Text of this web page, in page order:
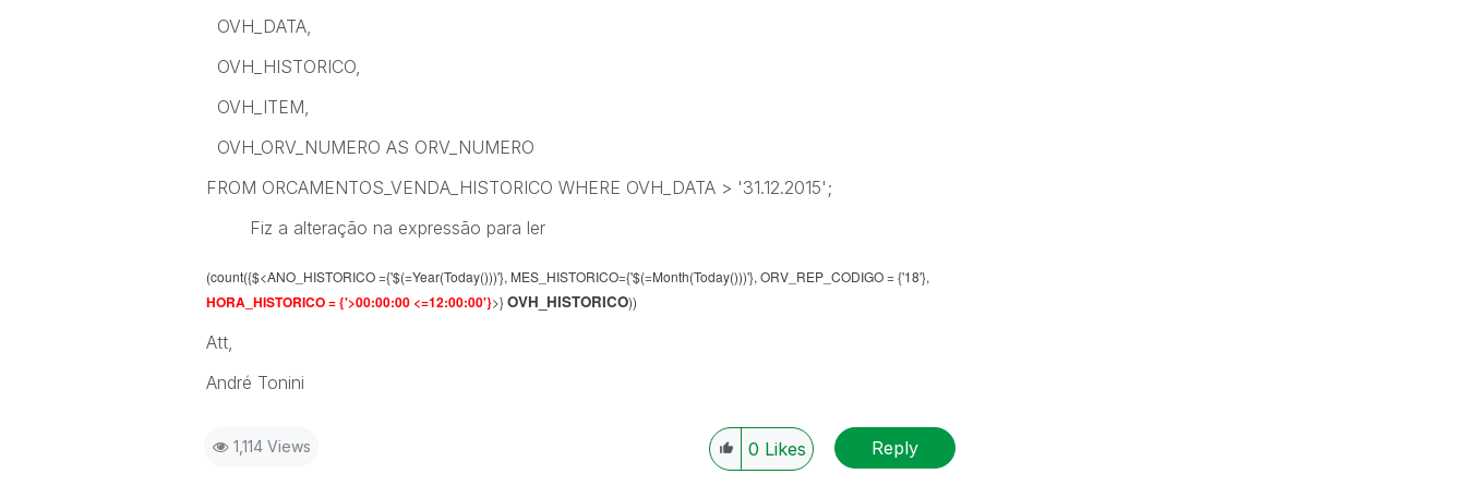
OVH_DATA,
OVH_HISTORICO,
OVH_ITEM,
OVH_ORV_NUMERO AS ORV_NUMERO
FROM ORCAMENTOS_VENDA_HISTORICO WHERE OVH_DATA > '31.12.2015';
Fiz a alteração na expressão para ler
(count({$<ANO_HISTORICO ={'$(=Year(Today()))'}, MES_HISTORICO={'$(=Month(Today()))'}, ORV_REP_CODIGO = {'18'},
HORA_HISTORICO = {'>00:00:00 <=12:00:00'}>} OVH_HISTORICO))
Att,
André Tonini
1,114 Views 0 Likes Reply